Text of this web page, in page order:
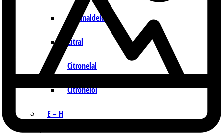
Cinamaldeído
Citral
Citronelal
Citronelol
E – H